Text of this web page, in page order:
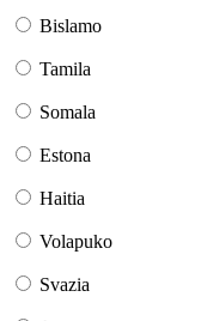
Bislamo
Tamila
Somala
Estona
Haitia
Volapuko
Svazia